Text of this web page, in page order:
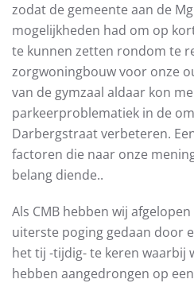
zodat de gemeente aan de
mogelijkheden had om op
te kunnen zetten rondom te
zorgwoningbouw voor onze
van de gymzaal aldaar kon
parkeerproblematiek in de
Darbergstraat verbeteren.
factoren die naar onze
belang diende..
Als CMB hebben wij
uiterste poging gedaan door
het tij -tijdig- te keren waarbij
hebben aangedrongen op